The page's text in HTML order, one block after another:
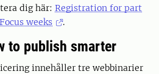
dig här: Registration for part
weeks
.
to publish smarter
innehåller tre webbinarier